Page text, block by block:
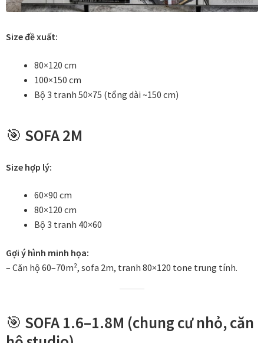
Tranh treo phòng thờ
Ưu đãi tranh in
Ưu đãi tranh sơn mài
VIDEO
Size đề xuất:
80×120 cm
100×150 cm
Bộ 3 tranh 50×75 (tổng dài ~150 cm)
🎯 SOFA 2M
Size hợp lý:
60×90 cm
80×120 cm
Bộ 3 tranh 40×60
Gợi ý hình minh họa:
– Căn hộ 60–70m², sofa 2m, tranh 80×120 tone trung tính.
🎯 SOFA 1.6–1.8M (chung cư nhỏ, căn